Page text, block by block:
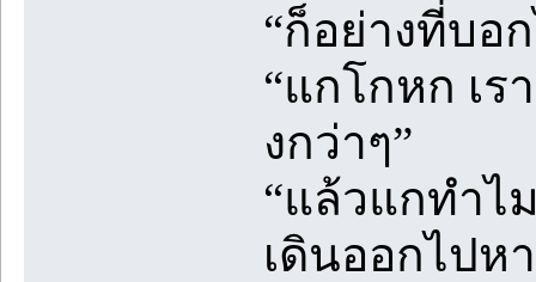
“ก็อย่างที่บอ
“แกโกหก เ
งกว่าๆ”
“แล้วแกทำไ
เดินออกไปห